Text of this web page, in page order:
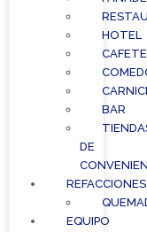
HOTEL
BAR
DE
REFACCIONES
EQUIPO